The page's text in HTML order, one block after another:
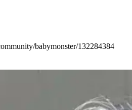
babymonster/132284384